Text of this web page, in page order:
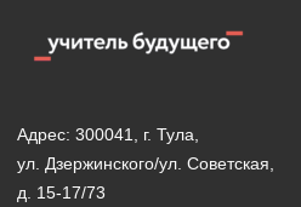
Адрес: 300041, г. Тула,
ул. Дзержинского/ул. Советская,
д. 15-17/73